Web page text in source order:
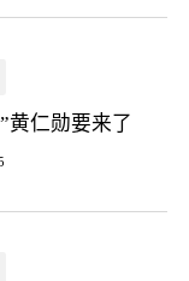
黄仁勋要来了